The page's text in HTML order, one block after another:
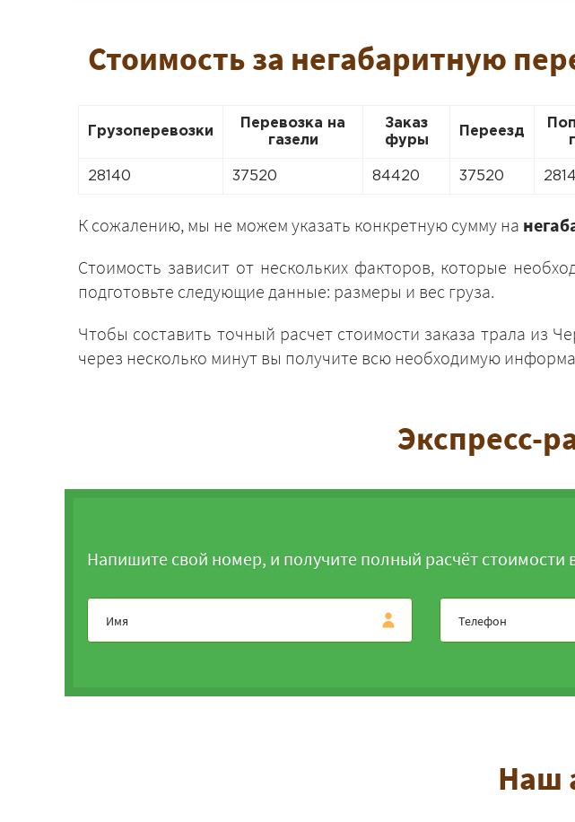
Стоимость за негабаритную
Грузоперевозки
Перевозка на
газели
Заказ
фуры
Переезд
28140 37520 84420 37520
К сожалению, мы не можем указать конкретную сумму на
Стоимость зависит от нескольких факторов, которые
подготовьте следующие данные: размеры и вес груза.
Чтобы составить точный расчет стоимости заказа трала из
через несколько минут вы получите всю необходимую
Экспресс-
Напишите свой номер, и получите полный расчёт
Наш